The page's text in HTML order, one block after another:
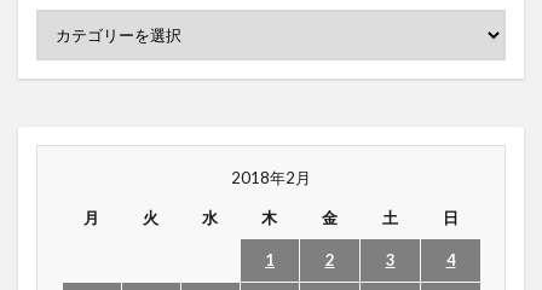
2018年2月
月 火 水 木 金 土 日
1 2 3 4